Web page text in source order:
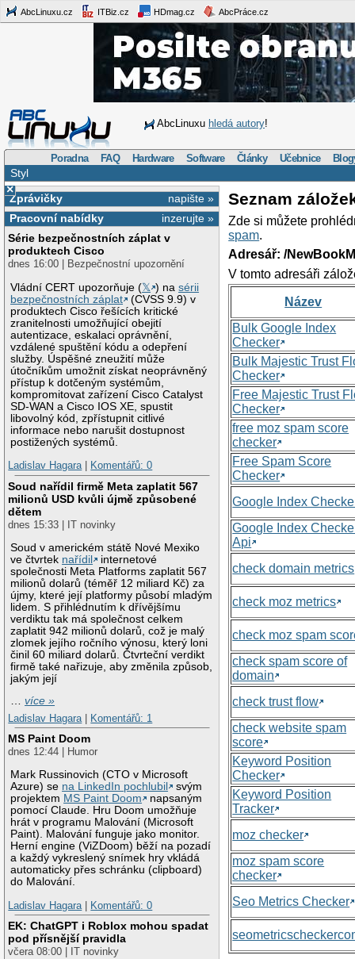
AbcLinuxu.cz ITBiz.cz HDmag.cz AbcPráce.cz
AbcLinuxu hledá autory!
Poradna FAQ Hardware Software Články Učebnice
Styl
×
napište »
Zprávičky
inzerujte »
Pracovní nabídky
Série bezpečnostních záplat v
produktech Cisco
dnes 16:00 | Bezpečnostní upozornění
Vládní CERT upozorňuje (𝕏 ) nasérii
bezpečnostních záplat
(CVSS 9.9) v
produktech Cisco řešících kritické
zranitelnosti umožňující obejití
autentizace, eskalaci oprávnění,
vzdálené spuštění kódu a odepření
služby. Úspěšné zneužití může
útočníkům umožnit získat neoprávněný
přístup k dotčeným systémům,
kompromitovat zařízení Cisco Catalyst
SD-WAN a Cisco IOS XE, spustit
libovolný kód, zpřístupnit citlivé
informace nebo narušit dostupnost
postižených systémů.
Ladislav Hagara| Komentářů: 0
Soud nařídil firmě Meta zaplatit 567
milionů USD kvůli újmě způsobené
dětem
dnes 15:33 | IT novinky
Soud v americkém státě Nové Mexiko
ve čtvrtek nařídil
internetové
společnosti Meta Platforms zaplatit 567
milionů dolarů (téměř 12 miliard Kč) za
újmy, které její platformy působí mladým
lidem. S přihlédnutím k dřívějšímu
verdiktu tak má společnost celkem
zaplatit 942 milionů dolarů, což je malý
zlomek jejího ročního výnosu, který loni
činil 60 miliard dolarů. Čtvrteční verdikt
firmě také nařizuje, aby změnila způsob,
jakým její
…více »
Ladislav Hagara
Komentářů: 1
MS Paint Doom
dnes 12:44 | Humor
Mark Russinovich (CTO v Microsoft
Azure) se na LinkedIn pochlubil
svým
projektem MS Paint Doom
napsaným
pomocí Claude. Hru Doom umožňuje
hrát v programu Malování (Microsoft
Paint). Malování funguje jako monitor.
Herní engine (ViZDoom) běží na pozadí
a každý vykreslený snímek hry vkládá
automaticky přes schránku (clipboard)
do Malování.
Ladislav Hagara
Komentářů: 0
EK: ChatGPT i Roblox mohou spadat
pod přísnější pravidla
včera 08:00 | IT novinky
Seznam
Zde si můžete
spam.
Adresář: /
V tomto adresáři
Název
Bulk Google Index
Checker
Bulk Majestic Trust
Checker
Free Majestic Trust
Checker
free moz spam score
checker
Free Spam Score
Checker
Google Index
Google Index
Api
check domain metrics
check moz metrics
check moz spam
check spam score of
domain
check trust flow
check website spam
score
Keyword Position
Checker
Keyword Position
Tracker
moz checker
moz spam score
checker
Seo Metrics Checker